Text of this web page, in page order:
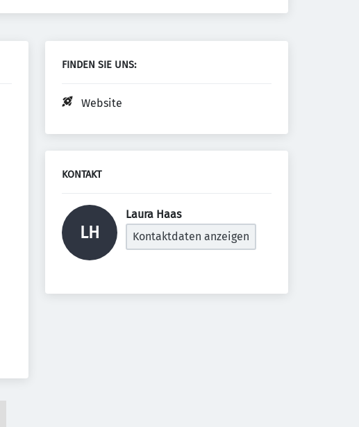
FINDEN SIE UNS:
Website
KONTAKT
LH
Laura Haas
Kontaktdaten anzeigen